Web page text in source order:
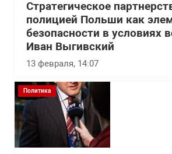
Стратегическое
полицией Польши как
безопасности в условиях
Иван Выгивский
13 февраля, 14:07
Политика